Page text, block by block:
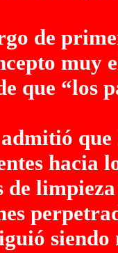
de
muy
que “los
hacia